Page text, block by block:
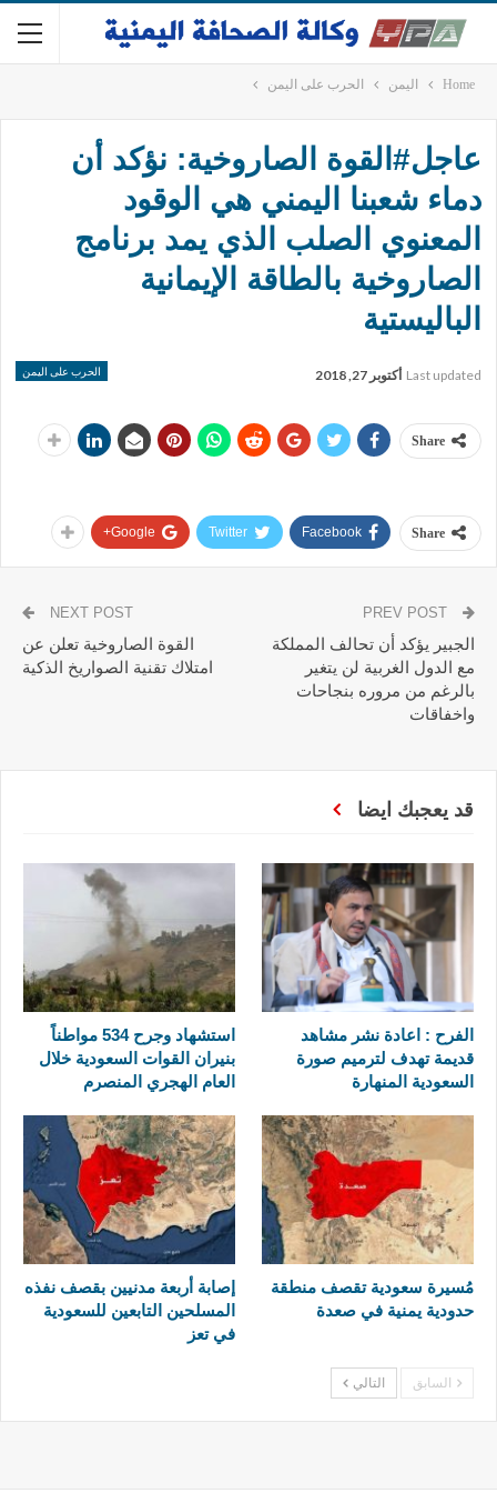
Home اليمن الحرب على اليمن
عاجل#القوة الصاروخية: نؤكد أن
دماء شعبنا اليمني هي الوقود
المعنوي الصلب الذي يمد برنامج
الصاروخية بالطاقة الإيمانية
الباليستية
الحرب على اليمن Last updated أكتوبر 27, 2018
Share
Share
Facebook
Twitter
Google+
الجبير يؤكد أن تحالف المملكة
مع الدول الغربية لن يتغير
بالرغم من مروره بنجاحات
واخفاقات
NEXT POST
القوة الصاروخية تعلن عن
امتلاك تقنية الصواريخ الذكية
قد يعجبك ايضا
الفرح : اعادة نشر مشاهد
قديمة تهدف لترميم صورة
السعودية المنهارة
استشهاد وجرح 534 مواطناً
بنيران القوات السعودية خلال
العام الهجري المنصرم
مُسيرة سعودية تقصف منطقة
حدودية يمنية في صعدة
إصابة أربعة مدنيين بقصف نفذه
المسلحين التابعين للسعودية
في تعز
السابق التالي